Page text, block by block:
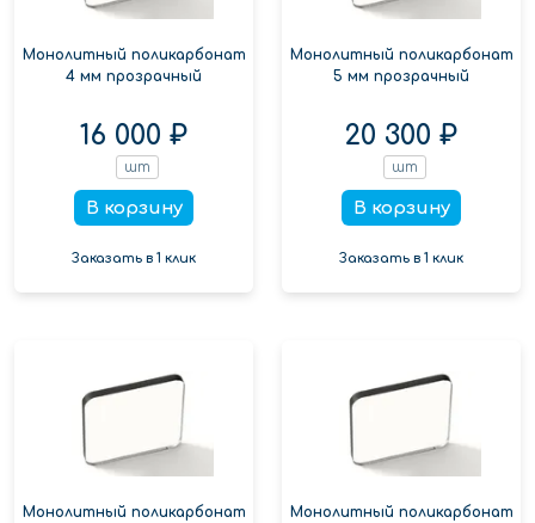
Монолитный поликарбонат
4 мм прозрачный
16 000 ₽
шт
В корзину
Заказать в 1 клик
Монолитный поликарбонат
5 мм прозрачный
20 300 ₽
шт
В корзину
Заказать в 1 клик
Монолитный поликарбонат
Монолитный поликарбонат